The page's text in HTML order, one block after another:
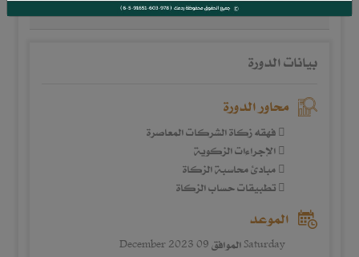
بيانات الدورة
محاور الدورة
 فهقه زكاة الشركات المعاصرة
 الإجراءات الزكوية
 مبادئ محاسبة الزكاة
 تطبيقات حساب الزكاة
الموعد
Saturday الموافق 09 December 2023